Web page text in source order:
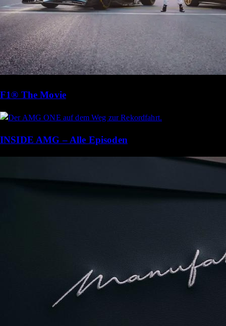
F1® The Movie
INSIDE AMG – Alle Episoden